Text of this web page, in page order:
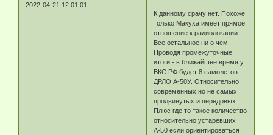
2022-04-21 12:01:01
К данному срачу нет. Похоже
только Макуха имеет прямое
отношение к радиолокации.
Все остальное ни о чем.
Проводя промежуточные
итоги - в ближайшее время у
ВКС РФ будет 8 самолетов
ДРЛО А-50У. Относительно
современных но не самых
продвинутых и передовых.
Плюc где то такое количество
относительно устаревших
А-50 если ориентироваться